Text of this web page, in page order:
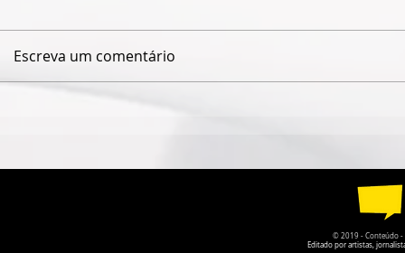
PARTICIPANTES
"WORK IN
GALERIA
PORTO
Escreva um comentário
© 2019 - Conteúdo -
Editado por artistas,